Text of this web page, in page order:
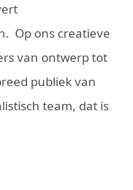
Op ons creatieve
van ontwerp tot
publiek van
team, dat is